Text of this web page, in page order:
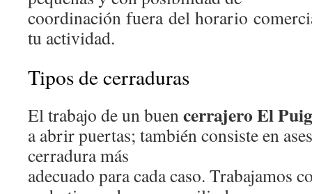
coordinación fuera del horario
tu actividad.
Tipos de cerraduras
El trabajo de un buencerrajero El
a abrir puertas; también consiste en
cerradura más
adecuado para cada caso. Trabajamos